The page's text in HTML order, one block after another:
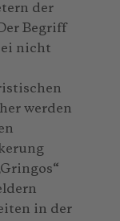
der
Begriff
nicht
werden
in der